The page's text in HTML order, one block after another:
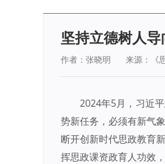
坚持立德树人
作者：张晓明 来源：《
2024年5月，习近
势新任务，必须有新气
断开创新时代思政教育
挥思政课资政育人功效